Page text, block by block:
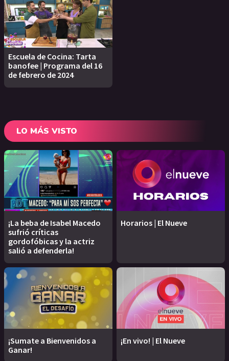
Escuela de Cocina: Tarta
banofee | Programa del 16
de febrero de 2024
LO MÁS VISTO
¡La beba de Isabel Macedo
sufrió críticas
gordofóbicas y la actriz
salió a defenderla!
Horarios | El Nueve
¡Sumate a Bienvenidos a
Ganar!
¡En vivo! | El Nueve